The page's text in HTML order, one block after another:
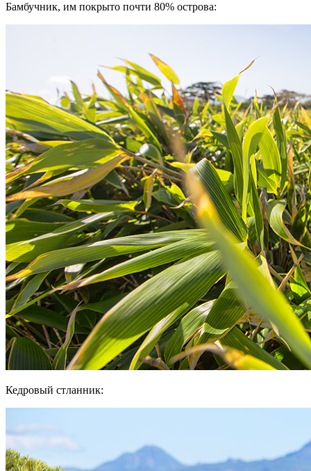
Бамбучник, им покрыто почти 80% острова:
Кедровый стланник: